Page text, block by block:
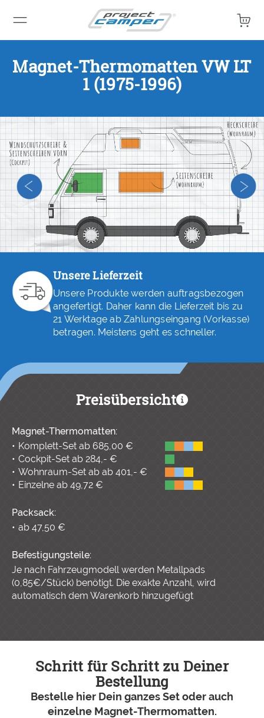
Magnet-Thermomatten VW LT
1 (1975-1996)
Unsere Lieferzeit
Unsere Produkte werden auftragsbezogen
angefertigt. Daher kann die Lieferzeit bis zu
21 Werktage ab Zahlungseingang (Vorkasse)
betragen. Meistens geht es schneller.
Preisübersicht
Magnet-Thermomatten:
Komplett-Set ab 685,00 €
Cockpit-Set ab 284,- €
Wohnraum-Set ab ab 401,- €
Einzelne ab 49,72 €
Packsack:
ab 47,50 €
Befestigungsteile:
Je nach Fahrzeugmodell werden Metallpads
(0,85€/Stück) benötigt. Die exakte Anzahl, wird
automatisch dem Warenkorb hinzugefügt
Schritt für Schritt zu Deiner
Bestellung
Bestelle hier Dein ganzes Set oder auch
einzelne Magnet-Thermomatten.